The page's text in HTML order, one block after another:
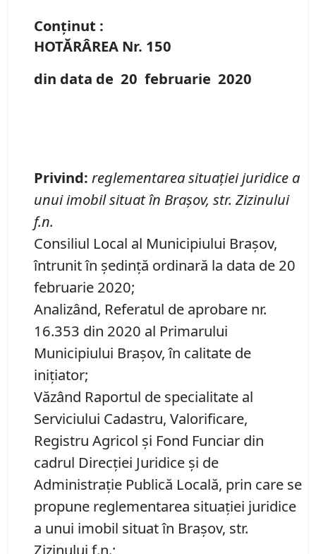
Conținut :
HOTĂRÂREA Nr. 150
din data de 20 februarie 2020
Privind: reglementarea situației juridice a
unui imobil situat în Brașov, str. Zizinului
f.n.
Consiliul Local al Municipiului Brașov,
întrunit în ședință ordinară la data de 20
februarie 2020;
Analizând, Referatul de aprobare nr.
16.353 din 2020 al Primarului
Municipiului Brașov, în calitate de
inițiator;
Văzând Raportul de specialitate al
Serviciului Cadastru, Valorificare,
Registru Agricol şi Fond Funciar din
cadrul Direcţiei Juridice şi de
Administraţie Publică Locală, prin care se
propune reglementarea situației juridice
a unui imobil situat în Brașov, str.
Zizinului f.n.;